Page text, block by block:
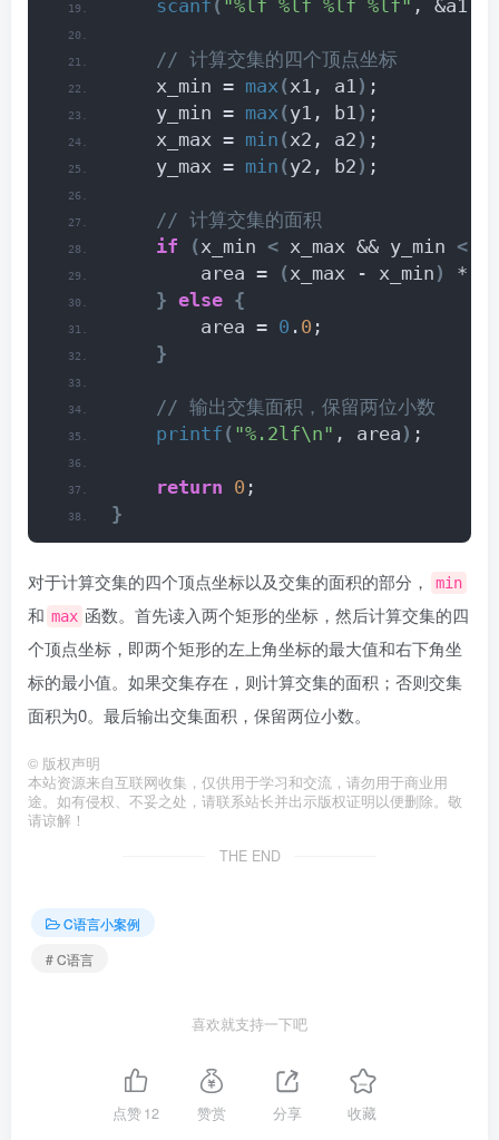
scanf ( "%lf %lf %lf %lf" , &a1,
// 计算交集的四个顶点坐标
    x_min =
max(x1, a1 ) ;
    y_min =
max(y1, b1 ) ;
    x_max =
min (x2, a2 ) ;
    y_max =
min (y2, b2 ) ;
// 计算交集的面积
if
(x_min < x_max && y_min <
        area =
(x_max - x_min ) *
} else {
        area =
0 . 0 ;
}
// 输出交集面积，保留两位小数
printf ( "%.2lf\n" , area ) ;
return 0 ;
}
对于计算交集的四个顶点坐标以及交集的面积的部分， min
和 max 函数。首先读入两个矩形的坐标，然后计算交集的四
个顶点坐标，即两个矩形的左上角坐标的最大值和右下角坐
标的最小值。如果交集存在，则计算交集的面积；否则交集
面积为0。最后输出交集面积，保留两位小数。
© 版权声明
本站资源来自互联网收集，仅供用于学习和交流，请勿用于商业用
途。如有侵权、不妥之处，请联系站长并出示版权证明以便删除。敬
请谅解！
THE END
C语言小案例
# C语言
喜欢就支持一下吧
点赞12 赞赏 分享 收藏